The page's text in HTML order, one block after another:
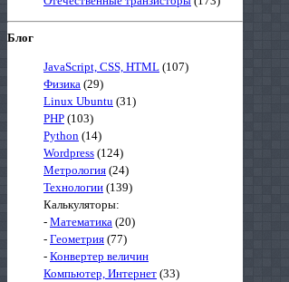
Блог
JavaScript, CSS, HTML (107)
Физика (29)
Linux Ubuntu (31)
PHP (103)
Python (14)
Wordpress (124)
Метрология (24)
Технологии (139)
Калькуляторы:
- Математика (20)
- Геометрия (77)
- Конвертер величин
Компьютер, Интернет (33)